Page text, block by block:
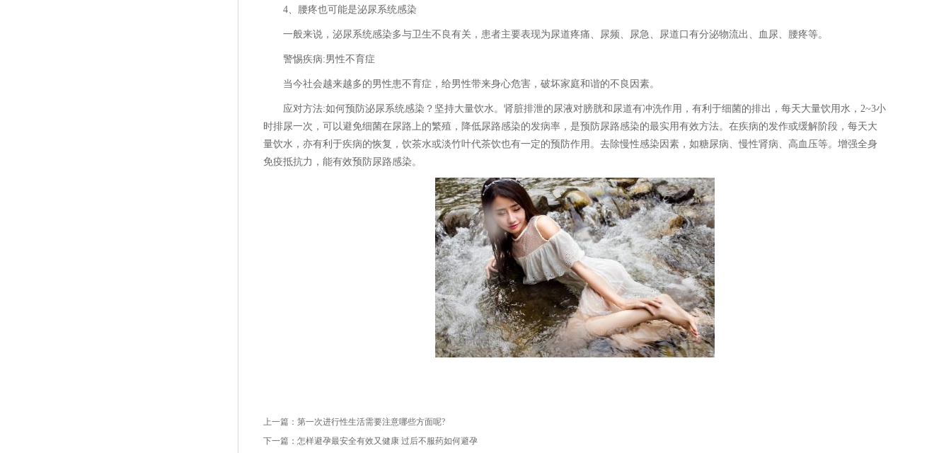
4、腰疼也可能是泌尿系统感染
一般来说，泌尿系统感染多与卫生不良有关，患者主要表现为尿道疼痛、尿频、尿急、尿道口有分泌物流出、血尿、腰疼等。
警惕疾病:男性不育症
当今社会越来越多的男性患不育症，给男性带来身心危害，破坏家庭和谐的不良因素。
应对方法:如何预防泌尿系统感染？坚持大量饮水。肾脏排泄的尿液对膀胱和尿道有冲洗作用，有利于细菌的排出，每天大量饮用水，2~3小
时排尿一次，可以避免细菌在尿路上的繁殖，降低尿路感染的发病率，是预防尿路感染的最实用有效方法。在疾病的发作或缓解阶段，每天大
量饮水，亦有利于疾病的恢复，饮茶水或淡竹叶代茶饮也有一定的预防作用。去除慢性感染因素，如糖尿病、慢性肾病、高血压等。增强全身
免疫抵抗力，能有效预防尿路感染。
上一篇： 第一次进行性生活需要注意哪些方面呢?
下一篇： 怎样避孕最安全有效又健康 过后不服药如何避孕